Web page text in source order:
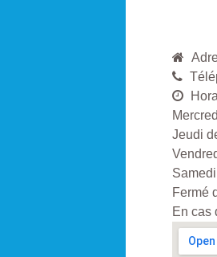
Jeudi
Fermé
En cas